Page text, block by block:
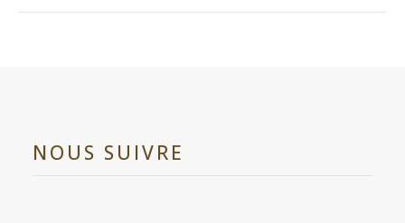
NOUS SUIVRE